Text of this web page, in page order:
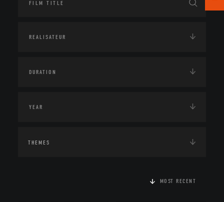
THEMES
MOST RECENT